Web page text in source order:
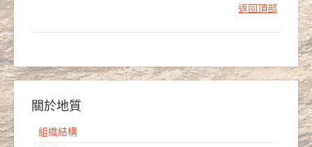
返回頂部
關於地質
組織結構